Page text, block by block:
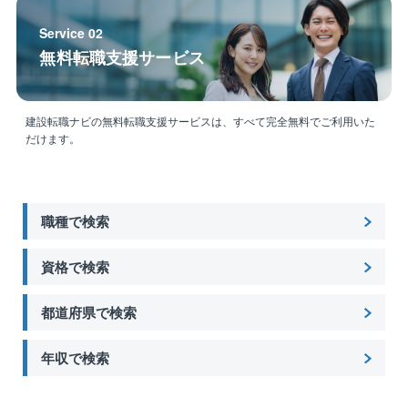
で一貫して行う「賃貸経営受託システム」を提供して
います。グループでは、賃貸住宅管理戸数、賃貸仲介
件数、住宅供給戸数（マンションを除く）において全
国トップの実績。2021年度の売上高は1兆4，889億
円、2022年度は1兆5，830億円と順調に業績を伸ばし
ており、安定した経営基盤を築いています。
発に積極的に取り組んでいます。また、不動産分野に
た独自の取組みを進めるなど、専門性の高い高品質な
Service 02
無料転職支援サービス
建設転職ナビの無料転職支援サービスは、すべて完全無料でご利用いた
だけます。
職種で検索
資格で検索
都道府県で検索
年収で検索